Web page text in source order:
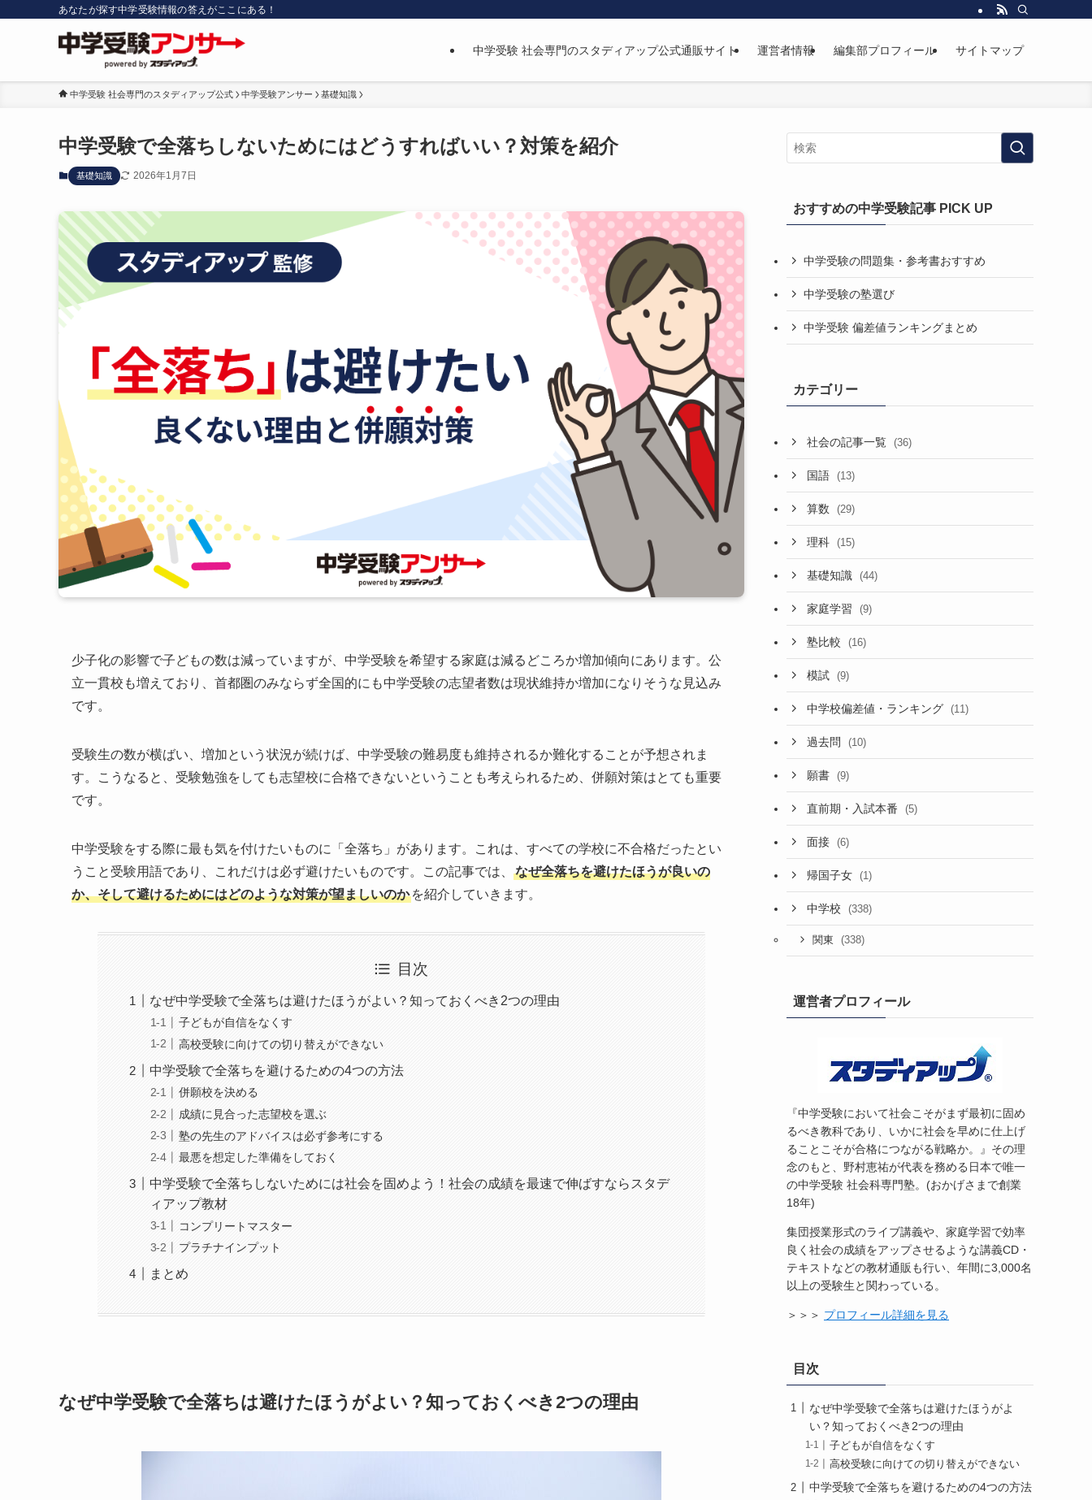
あなたが探す中学受験情報の答えがここにある！
中学受験 社会専門のスタディアップ公式通販サイト 運営者情報 編集部プロフィール サイトマップ
中学受験 社会専門のスタディアップ公式 中学受験アンサー 基礎知識
中学受験で全落ちしないためにはどうすればいい？対策を紹介
基礎知識 2026年1月7日
少子化の影響で子どもの数は減っていますが、中学受験を希望する家庭は減るどころか増加傾向にあります。公
立一貫校も増えており、首都圏のみならず全国的にも中学受験の志望者数は現状維持か増加になりそうな見込み
です。
受験生の数が横ばい、増加という状況が続けば、中学受験の難易度も維持されるか難化することが予想されま
す。こうなると、受験勉強をしても志望校に合格できないということも考えられるため、併願対策はとても重要
です。
中学受験をする際に最も気を付けたいものに「全落ち」があります。これは、すべての学校に不合格だったとい
うこと受験用語であり、これだけは必ず避けたいものです。この記事では、
なぜ全落ちを避けたほうが良いの
か、そして避けるためにはどのような対策が望ましいのか を紹介していきます。
目次
なぜ中学受験で全落ちは避けたほうがよい？知っておくべき2つの理由
子どもが自信をなくす
高校受験に向けての切り替えができない
中学受験で全落ちを避けるための4つの方法
併願校を決める
成績に見合った志望校を選ぶ
塾の先生のアドバイスは必ず参考にする
最悪を想定した準備をしておく
中学受験で全落ちしないためには社会を固めよう！社会の成績を最速で伸ばすならスタデ
ィアップ教材
コンプリートマスター
プラチナインプット
まとめ
なぜ中学受験で全落ちは避けたほうがよい？知っておくべき2つの理由
おすすめの中学受験記事 PICK UP
中学受験の問題集・参考書おすすめ
中学受験の塾選び
中学受験 偏差値ランキングまとめ
カテゴリー
社会の記事一覧 (36)
国語 (13)
算数 (29)
理科 (15)
基礎知識 (44)
家庭学習 (9)
塾比較 (16)
模試 (9)
中学校偏差値・ランキング (11)
過去問 (10)
願書 (9)
直前期・入試本番 (5)
面接 (6)
帰国子女 (1)
中学校 (338)
関東 (338)
運営者プロフィール
『中学受験において社会こそがまず最初に固め
るべき教科であり、いかに社会を早めに仕上げ
ることこそが合格につながる戦略か。』その理
念のもと、野村恵祐が代表を務める日本で唯一
の中学受験 社会科専門塾。(おかげさまで創業
18年)
集団授業形式のライブ講義や、家庭学習で効率
良く社会の成績をアップさせるような講義CD・
テキストなどの教材通販も行い、年間に3,000名
以上の受験生と関わっている。
＞＞＞ プロフィール詳細を見る
目次
なぜ中学受験で全落ちは避けたほうがよ
い？知っておくべき2つの理由
子どもが自信をなくす
高校受験に向けての切り替えができない
中学受験で全落ちを避けるための4つの方法